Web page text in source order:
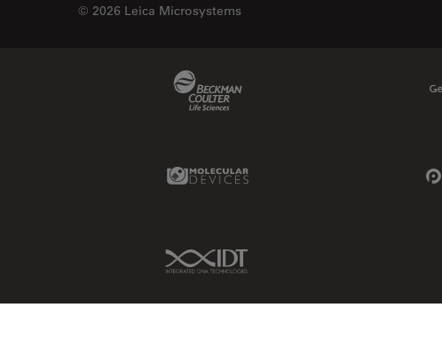
© 2026 Leica Microsystems
Molecular Devices Link
IDT Link